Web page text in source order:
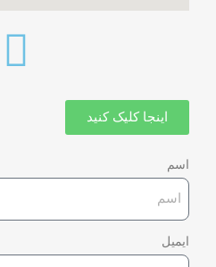
اینجا کلیک کنید
اسم
ایمیل